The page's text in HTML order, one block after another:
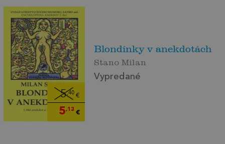
5,40€
5,13€
Blondínky v anekdotách
Stano Milan
Vypredané